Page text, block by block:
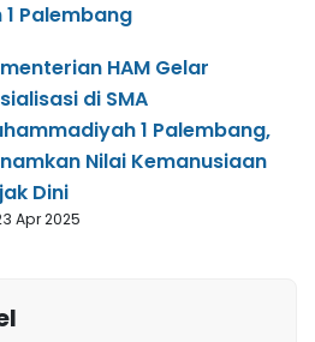
Palembang
HAM Gelar
di SMA
1 Palembang,
Nilai Kemanusiaan
Dini
Apr 2025